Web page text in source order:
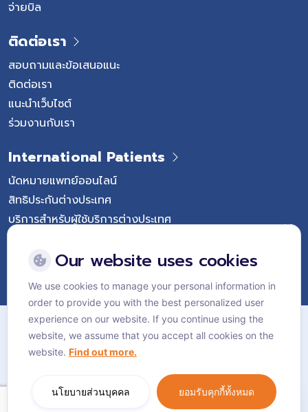
จ่ายบิล
ติดต่อเรา
สอบถามและข้อเสนอแนะ
ติดต่อเรา
แนะนำเว็บไซต์
ร่วมงานกับเรา
International Patients
นัดหมายแพทย์ออนไลน์
สิทธิประกันต่างประเทศ
บริการสำหรับผู้ใช้บริการต่างประเทศ
Follow Vejthani International Hospital
แผนผังเว็บไซต์
นโยบายส่วนบุคคล
Language:
Our website uses cookies
We use cookies to manage your personal information in
order to provide you with the best personalized user
experience on our website. If you continue using the
website, we assume that you accept all cookies on the
website. Find out more.
ยอมรับคุกกี้ทั้งหมด
นโยบายส่วนบุคคล